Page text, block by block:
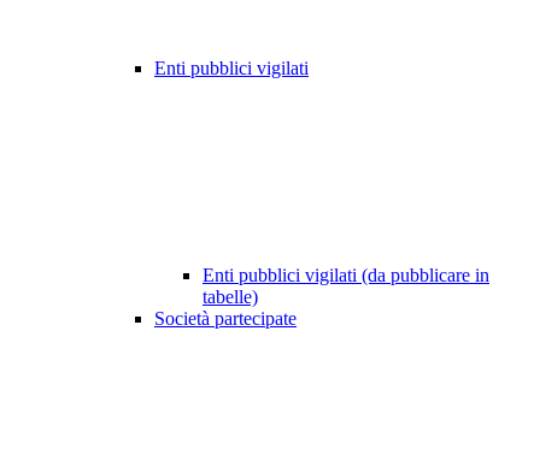
Enti pubblici vigilati
Enti pubblici vigilati (da pubblicare in
tabelle)
Società partecipate